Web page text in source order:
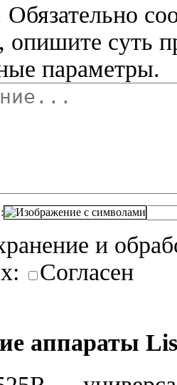
Обязательно
суть
параметры.
и
Согласен
аппараты